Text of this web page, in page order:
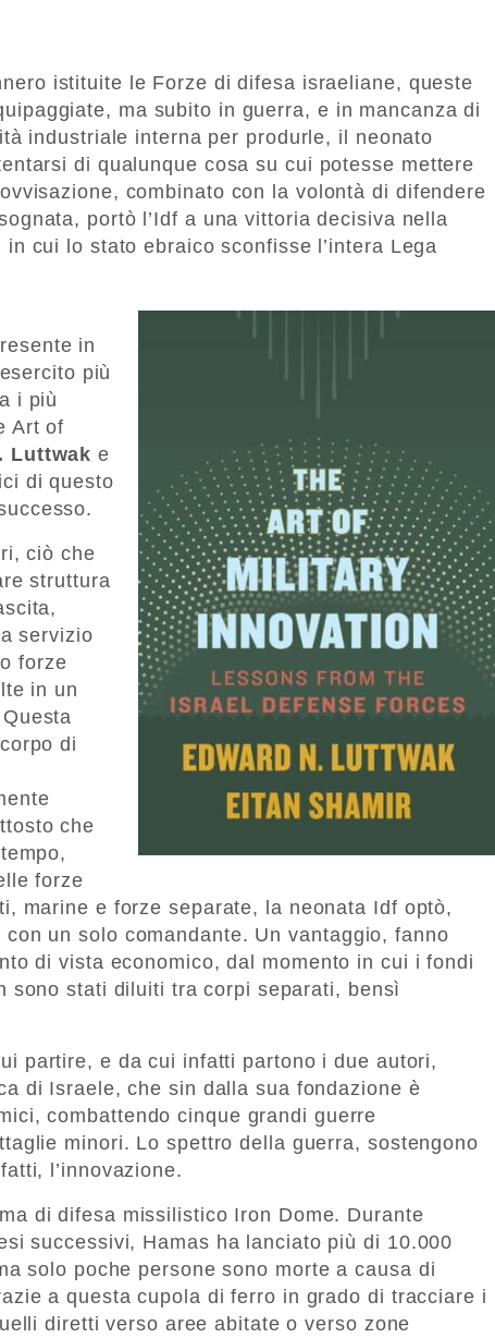
istituite le Forze di difesa israeliane, queste
ma subito in guerra, e in mancanza di
industriale interna per produrle, il neonato
di qualunque cosa su cui potesse mettere
combinato con la volontà di difendere
portò l’Idf a una vittoria decisiva nella
cui lo stato ebraico sconfisse l’intera Lega
in
più
i più
Art of
Luttwak e
di questo
ciò che
struttura
servizio
forze
in un
di
che
forze
marine e forze separate, la neonata Idf optò,
un solo comandante. Un vantaggio, fanno
di vista economico, dal momento in cui i fondi
sono stati diluiti tra corpi separati, bensì
partire, e da cui infatti partono i due autori,
di Israele, che sin dalla sua fondazione è
combattendo cinque grandi guerre
minori. Lo spettro della guerra, sostengono
l’innovazione.
di difesa missilistico Iron Dome. Durante
successivi, Hamas ha lanciato più di 10.000
solo poche persone sono morte a causa di
a questa cupola di ferro in grado di tracciare i
diretti verso aree abitate o verso zone